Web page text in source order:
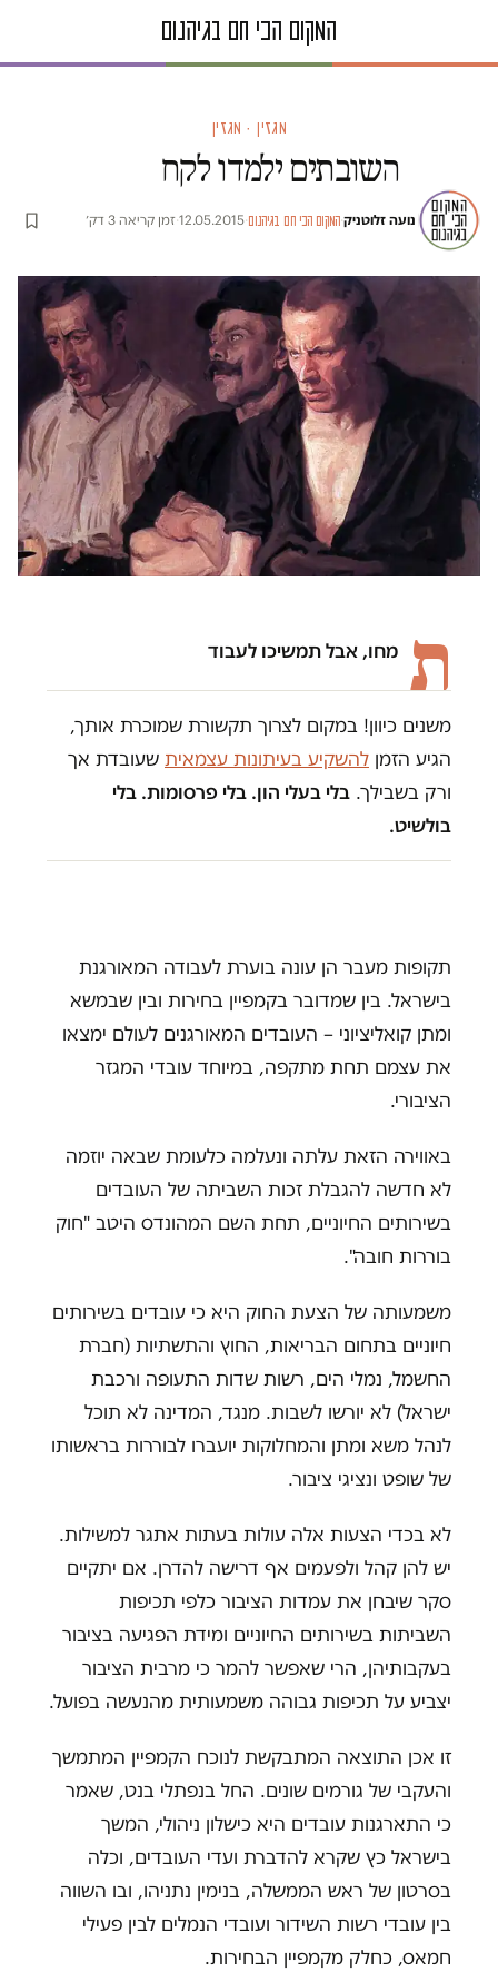
מגזין · מגזין
השובתים ילמדו לקח
נועה זלוטניק·המקום הכי חם בגיהנום·
12.05.2015
·זמן קריאה 3 דק׳
ת מחו, אבל תמשיכו לעבוד
משנים כיוון! במקום לצרוך תקשורת שמוכרת אותך,
הגיע הזמן להשקיע בעיתונות עצמאית שעובדת אך
ורק בשבילך. בלי בעלי הון. בלי פרסומות. בלי
בולשיט.
תקופות מעבר הן עונה בוערת לעבודה המאורגנת
בישראל. בין שמדובר בקמפיין בחירות ובין שבמשא
ומתן קואליציוני – העובדים המאורגנים לעולם ימצאו
את עצמם תחת מתקפה, במיוחד עובדי המגזר
הציבורי.
באווירה הזאת עלתה ונעלמה כלעומת שבאה יוזמה
לא חדשה להגבלת זכות השביתה של העובדים
בשירותים החיוניים, תחת השם המהונדס היטב "חוק
בוררות חובה".
משמעותה של הצעת החוק היא כי עובדים בשירותים
חיוניים בתחום הבריאות, החוץ והתשתיות (חברת
החשמל, נמלי הים, רשות שדות התעופה ורכבת
ישראל) לא יורשו לשבות. מנגד, המדינה לא תוכל
לנהל משא ומתן והמחלוקות יועברו לבוררות בראשותו
של שופט ונציגי ציבור.
לא בכדי הצעות אלה עולות בעתות אתגר למשילות.
יש להן קהל ולפעמים אף דרישה להדרן. אם יתקיים
סקר שיבחן את עמדות הציבור כלפי תכיפות
השביתות בשירותים החיוניים ומידת הפגיעה בציבור
בעקבותיהן, הרי שאפשר להמר כי מרבית הציבור
יצביע על תכיפות גבוהה משמעותית מהנעשה בפועל.
זו אכן התוצאה המתבקשת לנוכח הקמפיין המתמשך
והעקבי של גורמים שונים. החל בנפתלי בנט, שאמר
כי התארגנות עובדים היא כישלון ניהולי, המשך
בישראל כץ שקרא להדברת ועדי העובדים, וכלה
בסרטון של ראש הממשלה, בנימין נתניהו, ובו השווה
בין עובדי רשות השידור ועובדי הנמלים לבין פעילי
חמאס, כחלק מקמפיין הבחירות.